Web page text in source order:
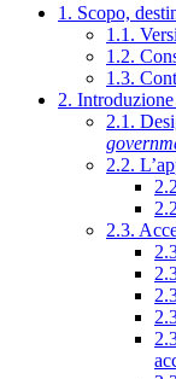
1. Scopo,
1.1.
1.2.
1.3.
2.
2.1.
2.2.
2.3.